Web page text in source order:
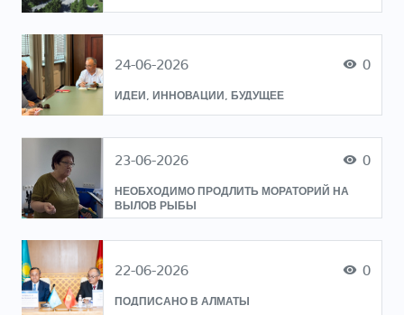
24-06-2026 0
ИДЕИ, ИННОВАЦИИ, БУДУЩЕЕ
23-06-2026 0
НЕОБХОДИМО ПРОДЛИТЬ МОРАТОРИЙ НА
ВЫЛОВ РЫБЫ
22-06-2026 0
ПОДПИСАНО В АЛМАТЫ